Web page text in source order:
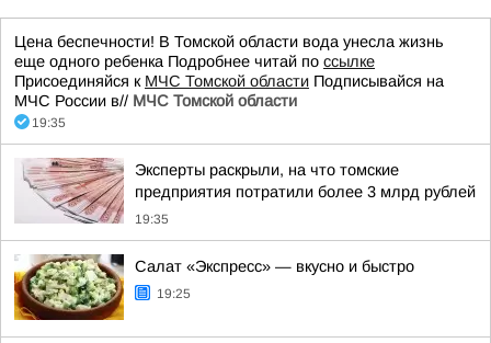
Цена беспечности! В Томской области вода унесла жизнь
еще одного ребенка Подробнее читай по ссылке
Присоединяйся к МЧС Томской области Подписывайся на
МЧС России в// МЧС Томской области
19:35
Эксперты раскрыли, на что томские
предприятия потратили более 3 млрд рублей
19:35
Салат «Экспресс» — вкусно и быстро
19:25